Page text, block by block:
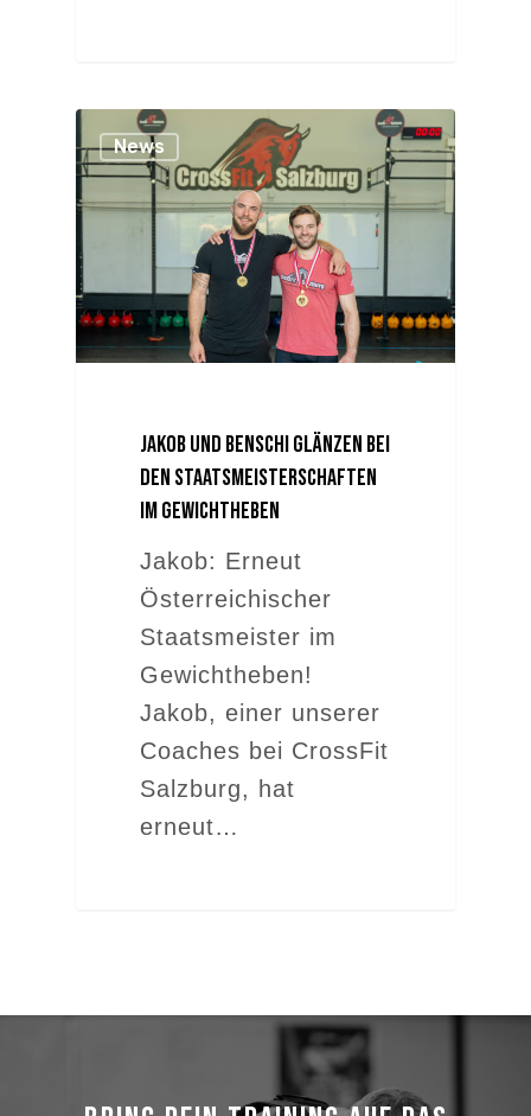
News
Jakob und Benschi glänzen bei
den Staatsmeisterschaften
im Gewichtheben
Jakob: Erneut
Österreichischer
Staatsmeister im
Gewichtheben!
Jakob, einer unserer
Coaches bei CrossFit
Salzburg, hat
erneut…